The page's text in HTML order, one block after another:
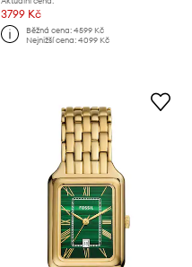
3799 Kč
Běžná cena:4599 Kč
Nejnižší cena:4099 Kč